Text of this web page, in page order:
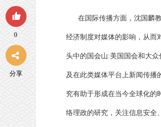
在国际传播方面，沈国麟
经济制度对媒体的影响，从而
头中的国会山:美国国会和大
及在此类媒体平台上新闻传播
究有助于形成在当今全球化的
络理政的研究，关注信息安全
0
分享